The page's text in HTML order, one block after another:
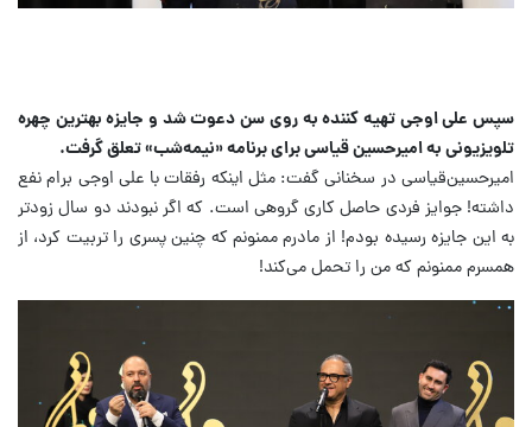
سپس علی اوجی تهیه کننده به روی سن دعوت شد و جایزه بهترین چهره
تلویزیونی به امیرحسین قیاسی برای برنامه «نیمه‌شب» تعلق گرفت.
امیرحسین‌قیاسی در سخنانی گفت: مثل اینکه رفقات با علی اوجی برام نفع
داشته! جوایز فردی حاصل کاری گروهی است. که اگر نبودند دو سال زودتر
به این جایزه رسیده بودم! از مادرم ممنونم که چنین پسری را تربیت کرد، از
همسرم ممنونم که من را تحمل می‌کند!